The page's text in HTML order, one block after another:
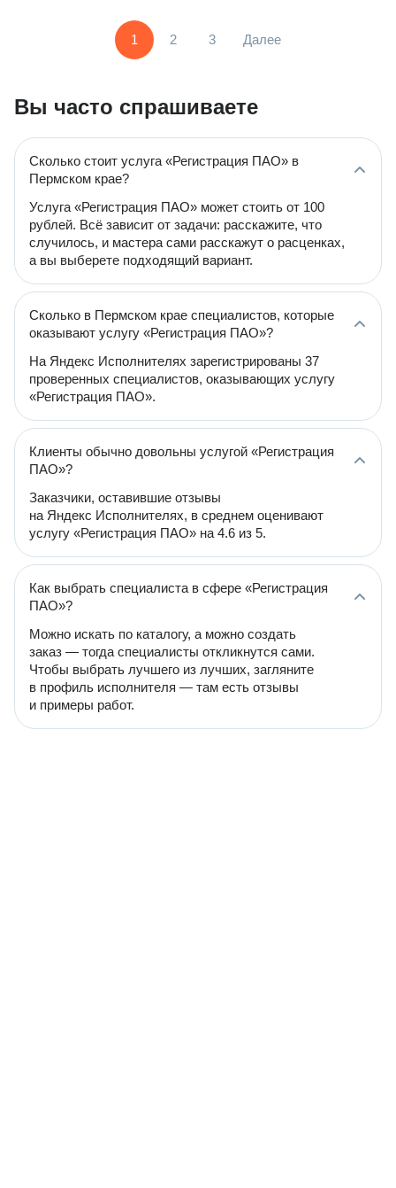
1 2 3 Далее
Вы часто спрашиваете
Сколько стоит услуга «Регистрация ПАО» в
Пермском крае?
Услуга «Регистрация ПАО» может стоить от 100
рублей. Всё зависит от задачи: расскажите, что
случилось, и мастера сами расскажут о расценках,
а вы выберете подходящий вариант.
Сколько в Пермском крае специалистов, которые
оказывают услугу «Регистрация ПАО»?
На Яндекс Исполнителях зарегистрированы 37
проверенных специалистов, оказывающих услугу
«Регистрация ПАО».
Клиенты обычно довольны услугой «Регистрация
ПАО»?
Заказчики, оставившие отзывы
на Яндекс Исполнителях, в среднем оценивают
услугу «Регистрация ПАО» на 4.6 из 5.
Как выбрать специалиста в сфере «Регистрация
ПАО»?
Можно искать по каталогу, а можно создать
заказ — тогда специалисты откликнутся сами.
Чтобы выбрать лучшего из лучших, загляните
в профиль исполнителя — там есть отзывы
и примеры работ.